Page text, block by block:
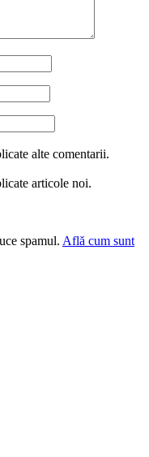
alte comentarii.
articole noi.
spamul. Află cum sunt